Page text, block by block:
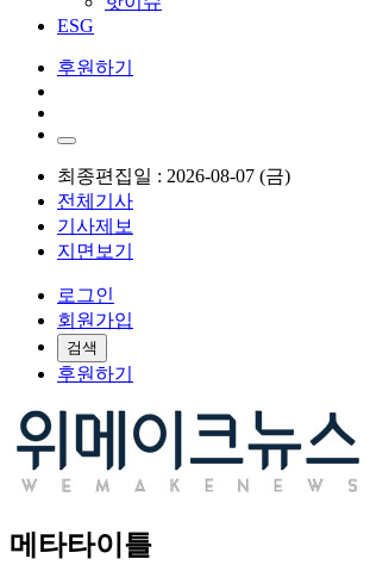
ESG
후원하기
최종편집일 : 2026-08-07 (금)
전체기사
기사제보
지면보기
로그인
회원가입
검색
후원하기
메타타이틀